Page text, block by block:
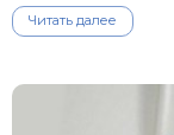
Читать далее